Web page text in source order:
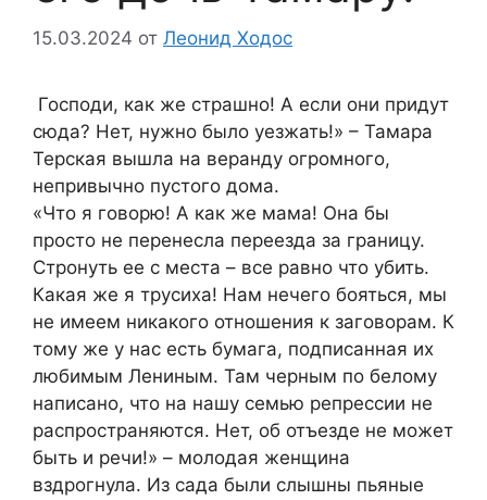
15.03.2024 от Леонид Ходос
Господи, как же страшно! А если они придут
сюда? Нет, нужно было уезжать!» – Тамара
Терская вышла на веранду огромного,
непривычно пустого дома.
«Что я говорю! А как же мама! Она бы
просто не перенесла переезда за границу.
Стронуть ее с места – все равно что убить.
Какая же я трусиха! Нам нечего бояться, мы
не имеем никакого отношения к заговорам. К
тому же у нас есть бумага, подписанная их
любимым Лениным. Там черным по белому
написано, что на нашу семью репрессии не
распространяются. Нет, об отъезде не может
быть и речи!» – молодая женщина
вздрогнула. Из сада были слышны пьяные